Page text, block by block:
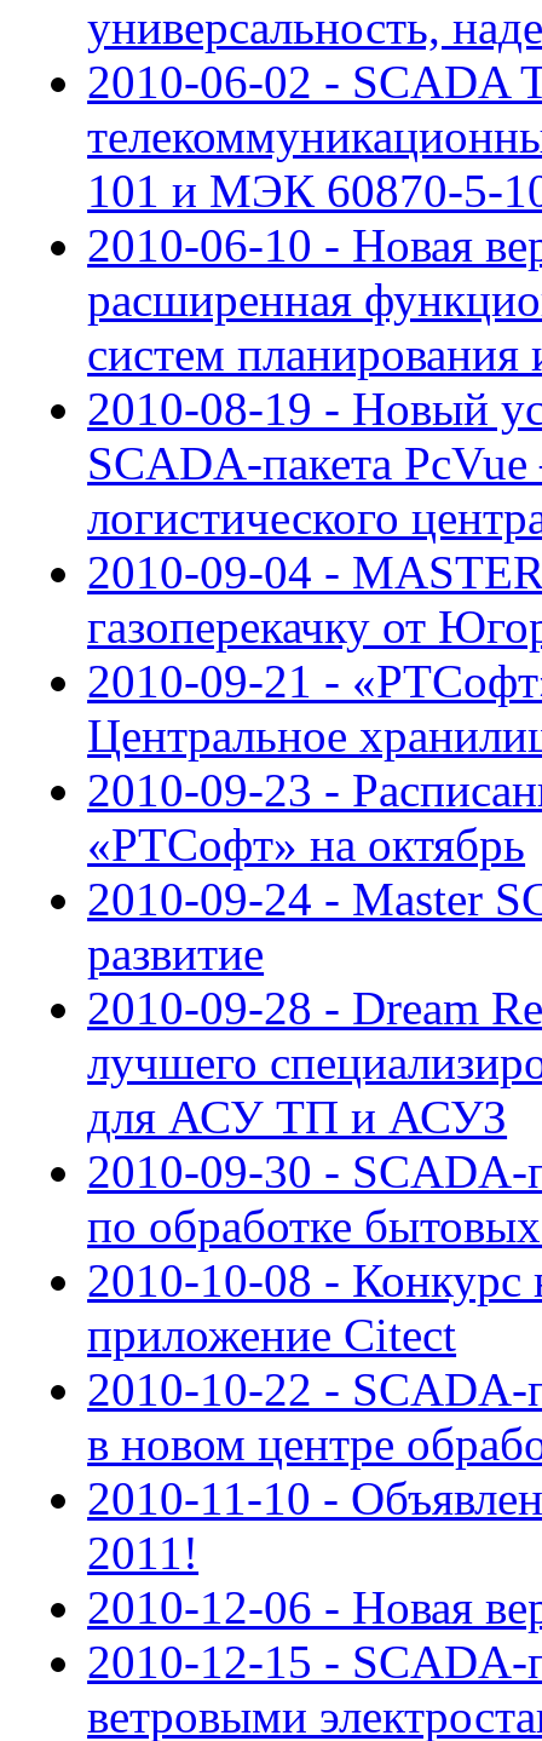
универсальность,
2010-06-02 - SCADA
101 и МЭК 60870-5-
2010-06-10 - Новая
расширенная
систем планирования
2010-08-19 - Новый
SCADA-пакета PcVue
логистического
2010-09-04 -
газоперекачку от
2010-09-21 -
Центральное
2010-09-23 -
«РТСофт» на октябрь
2010-09-24 - Master
развитие
2010-09-28 - Dream
лучшего
для АСУ ТП и АСУЗ
2010-09-30 - SCADA-
по обработке
2010-10-08 -
приложение Citect
2010-10-22 - SCADA-
в новом центре
2010-11-10 -
2011!
2010-12-06 - Новая
2010-12-15 - SCADA-
ветровыми